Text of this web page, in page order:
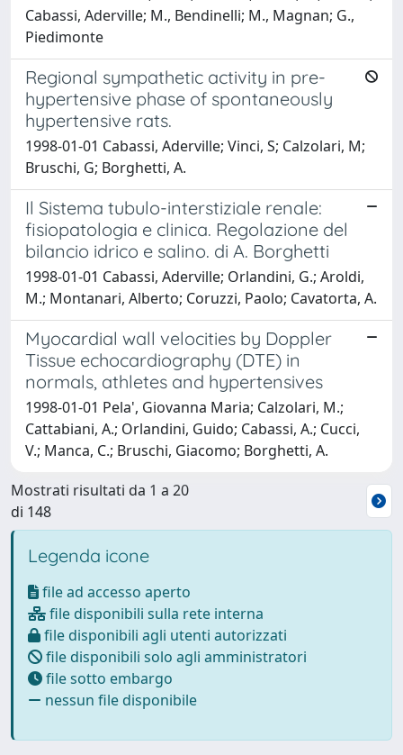
Cabassi, Aderville; M., Bendinelli; M., Magnan; G.,
Piedimonte
Regional sympathetic activity in pre-
hypertensive phase of spontaneously
hypertensive rats.
1998-01-01 Cabassi, Aderville; Vinci, S; Calzolari, M;
Bruschi, G; Borghetti, A.
Il Sistema tubulo-interstiziale renale:
fisiopatologia e clinica. Regolazione del
bilancio idrico e salino. di A. Borghetti
1998-01-01 Cabassi, Aderville; Orlandini, G.; Aroldi,
M.; Montanari, Alberto; Coruzzi, Paolo; Cavatorta, A.
Myocardial wall velocities by Doppler
Tissue echocardiography (DTE) in
normals, athletes and hypertensives
1998-01-01 Pela', Giovanna Maria; Calzolari, M.;
Cattabiani, A.; Orlandini, Guido; Cabassi, A.; Cucci,
V.; Manca, C.; Bruschi, Giacomo; Borghetti, A.
Mostrati risultati da 1 a 20
di 148
Legenda icone
file ad accesso aperto
file disponibili sulla rete interna
file disponibili agli utenti autorizzati
file disponibili solo agli amministratori
file sotto embargo
nessun file disponibile